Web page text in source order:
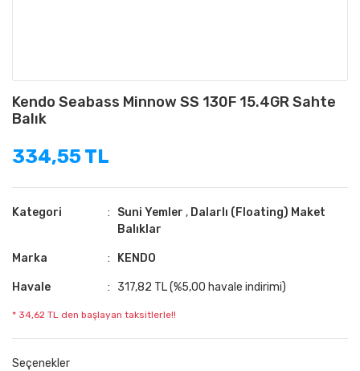
Kendo Seabass Minnow SS 130F 15.4GR Sahte
Balık
334,55 TL
Kategori Suni Yemler , Dalarlı (Floating) Maket
Balıklar
Marka KENDO
Havale 317,82 TL (%5,00 havale indirimi)
* 34,62 TL den başlayan taksitlerle!!
Seçenekler